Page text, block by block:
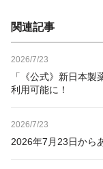
関連記事
2026/7/23
「《公式》新日本
利用可能に！
2026/7/23
2026年7月23日から